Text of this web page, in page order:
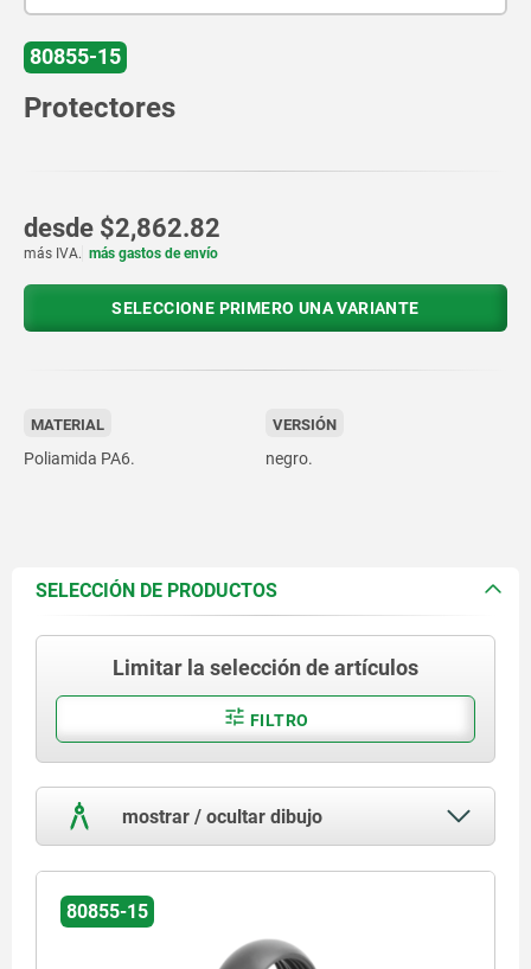
80855-15
Protectores
desde $2,862.82
más IVA. más gastos de envío
SELECCIONE PRIMERO UNA VARIANTE
MATERIAL
Poliamida PA6.
VERSIÓN
negro.
SELECCIÓN DE PRODUCTOS
Limitar la selección de artículos
FILTRO
mostrar / ocultar dibujo
80855-15